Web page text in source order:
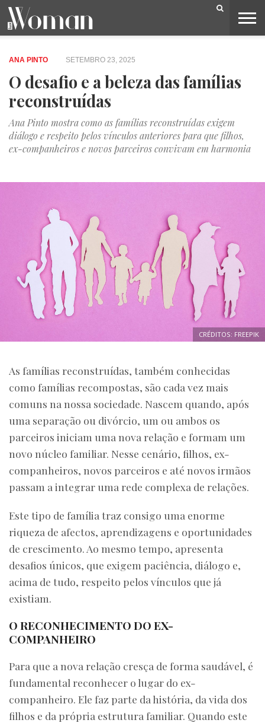
BELEZA
CAPA
LIFESTYLE
MODA
OPINIÃO
PESSOAS
SOCIEDADE
VIDEOS
ANA PINTO SETEMBRO 23, 2025
O desafio e a beleza das famílias
reconstruídas
Ana Pinto mostra como as famílias reconstruídas exigem
diálogo e respeito pelos vínculos anteriores para que filhos,
ex-companheiros e novos parceiros convivam em harmonia
CRÉDITOS: FREEPIK
As famílias reconstruídas, também conhecidas
como famílias recompostas, são cada vez mais
comuns na nossa sociedade. Nascem quando, após
uma separação ou divórcio, um ou ambos os
parceiros iniciam uma nova relação e formam um
novo núcleo familiar. Nesse cenário, filhos, ex-
companheiros, novos parceiros e até novos irmãos
passam a integrar uma rede complexa de relações.
Este tipo de família traz consigo uma enorme
riqueza de afectos, aprendizagens e oportunidades
de crescimento. Ao mesmo tempo, apresenta
desafios únicos, que exigem paciência, diálogo e,
acima de tudo, respeito pelos vínculos que já
existiam.
O RECONHECIMENTO DO EX-
COMPANHEIRO
Para que a nova relação cresça de forma saudável, é
fundamental reconhecer o lugar do ex-
companheiro. Ele faz parte da história, da vida dos
filhos e da própria estrutura familiar. Quando este